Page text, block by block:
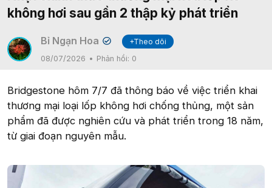
không hơi sau gần 2 thập kỷ phát triển
Bỉ Ngạn Hoa ✔
+Theo dõi
08/07/2026
Phản hồi: 0
Bridgestone hôm 7/7 đã thông báo về việc triển khai
thương mại loại lốp không hơi chống thủng, một sản
phẩm đã được nghiên cứu và phát triển trong 18 năm,
từ giai đoạn nguyên mẫu.